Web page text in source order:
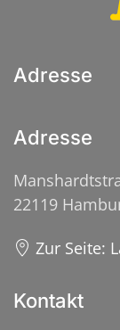
Adresse
Adresse
22119
Zur Seite:
Kontakt